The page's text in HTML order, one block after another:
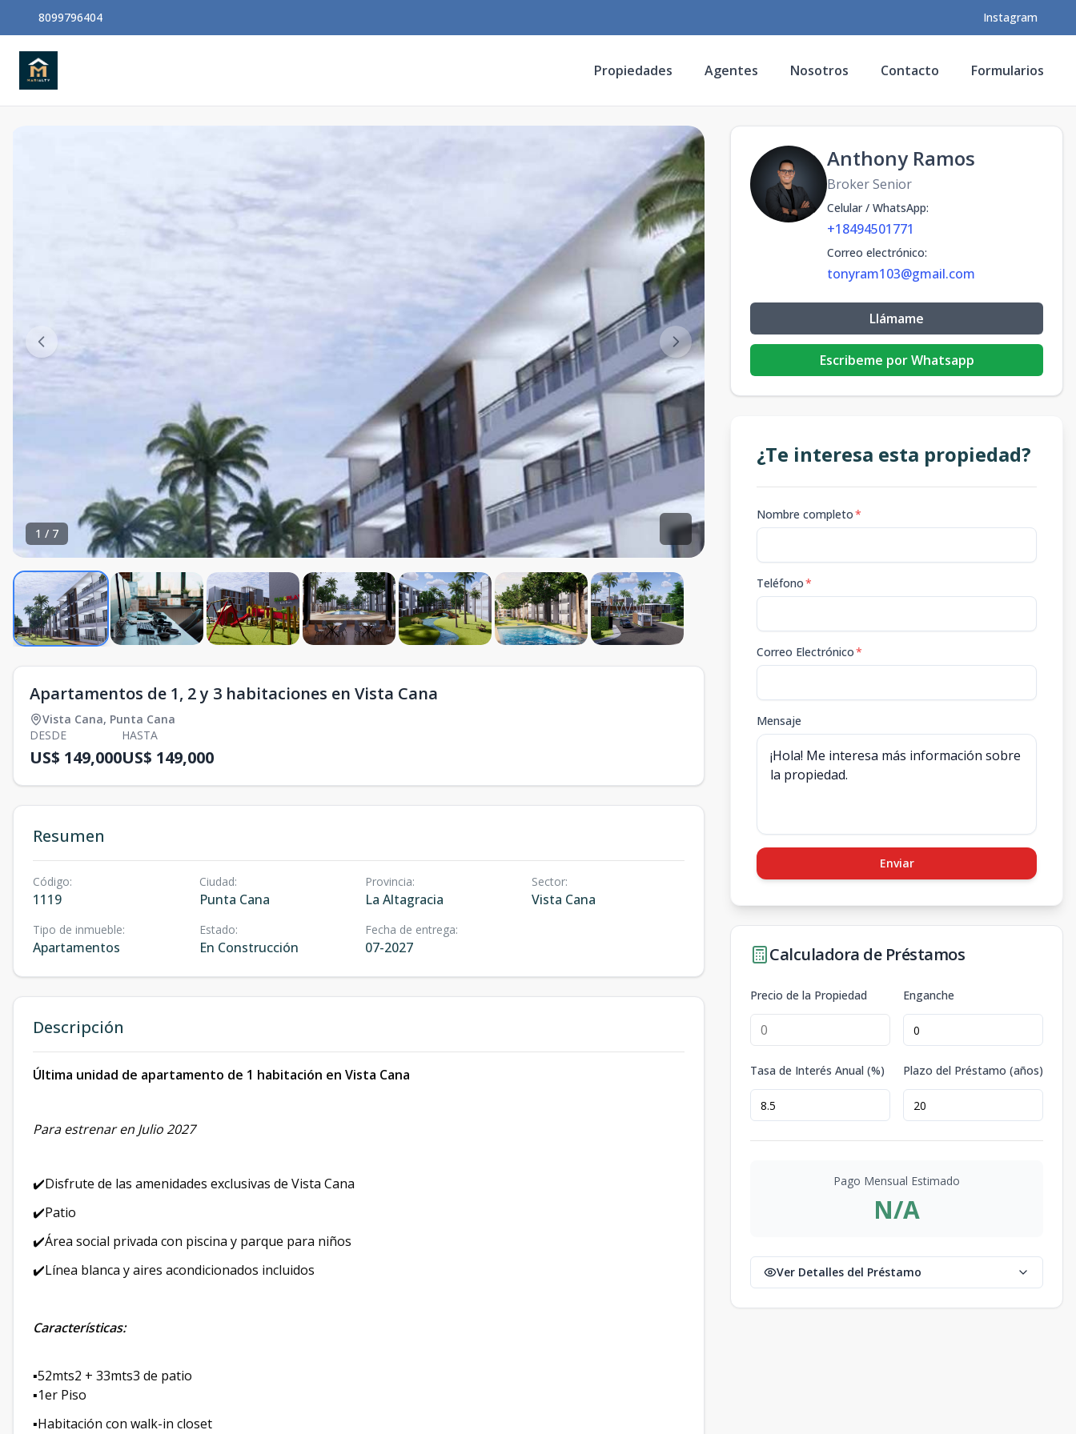
8099796404 Instagram
Propiedades Agentes Nosotros Contacto Formularios
1 / 7
Apartamentos de 1, 2 y 3 habitaciones en Vista Cana
Vista Cana, Punta Cana
DESDE
US$ 149,000
HASTA
US$ 149,000
Resumen
Código:
1119
Ciudad:
Punta Cana
Provincia:
La Altagracia
Sector:
Vista Cana
Tipo de inmueble:
Apartamentos
Estado:
En Construcción
Fecha de entrega:
07-2027
Descripción
Última unidad de apartamento de 1 habitación en Vista Cana
Para estrenar en Julio 2027
✔️Disfrute de las amenidades exclusivas de Vista Cana
✔️Patio
✔️Área social privada con piscina y parque para niños
✔️Línea blanca y aires acondicionados incluidos
Características:
▪️52mts2 + 33mts3 de patio
▪️1er Piso
▪️Habitación con walk-in closet
Anthony Ramos
Broker Senior
Celular / WhatsApp:
+18494501771
Correo electrónico:
tonyram103@gmail.com
Llámame
Escribeme por Whatsapp
¿Te interesa esta propiedad?
Nombre completo*
Teléfono*
Correo Electrónico*
Mensaje
Enviar
Calculadora de Préstamos
Precio de la Propiedad Enganche
Tasa de Interés Anual (%) Plazo del Préstamo (años)
Pago Mensual Estimado
N/A
Ver Detalles del Préstamo